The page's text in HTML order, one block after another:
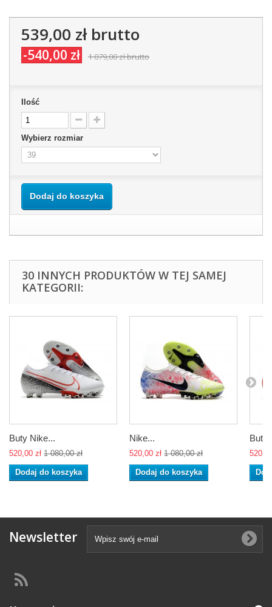
539,00 złbrutto
-540,00 zł 1 079,00 złbrutto
Ilość
Wybierz rozmiar
Dodaj do koszyka
30 INNYCH PRODUKTÓW W TEJ SAMEJ
KATEGORII:
Buty Nike...
520,00 zł 1 080,00 zł
Dodaj do koszyka
Nike...
520,00 zł 1 080,00 zł
Dodaj do koszyka
Newsletter